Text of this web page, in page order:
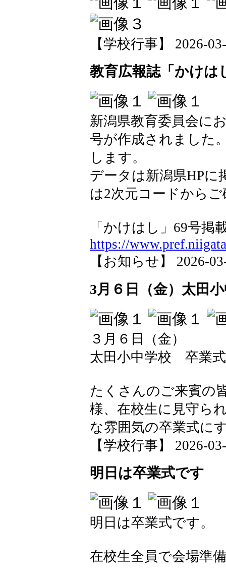
【学校行事】 2026-
教育広報誌「かけは
新潟県教育委員会に
号が作成されました
します。
データは新潟県HP
は2次元コードから
「かけはし」69号
https://
【お知らせ】 2026-
3月６日（金）太田
３月６日（金）
太田小中学校 卒業
たくさんのご来賓の
様、在校生に見守ら
な雰囲気の卒業式に
【学校行事】 2026-
明日は卒業式です
明日は卒業式です。
在校生全員で会場準